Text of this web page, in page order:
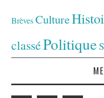
Brèves Culture
classéPolitique